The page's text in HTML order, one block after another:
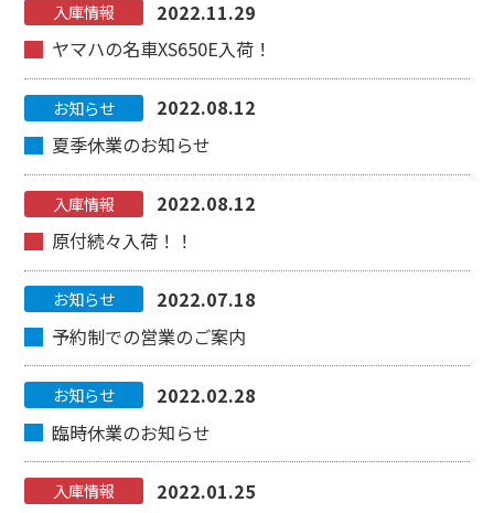
入庫情報
2022.11.29
ヤマハの名車XS650E入荷！
お知らせ
2022.08.12
夏季休業のお知らせ
入庫情報
2022.08.12
原付続々入荷！！
お知らせ
2022.07.18
予約制での営業のご案内
お知らせ
2022.02.28
臨時休業のお知らせ
入庫情報
2022.01.25